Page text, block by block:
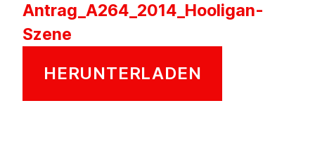
Antrag_A264_2014_Hooligan-
Szene
HERUNTERLADEN